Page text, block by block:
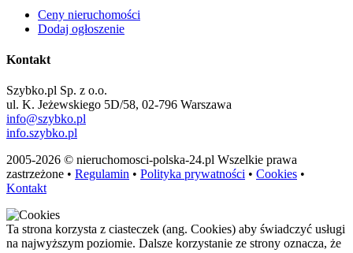
Ceny nieruchomości
Dodaj ogłoszenie
Kontakt
Szybko.pl Sp. z o.o.
ul. K. Jeżewskiego 5D/58, 02-796 Warszawa
info@szybko.pl
info.szybko.pl
2005-2026 © nieruchomosci-polska-24.pl Wszelkie prawa
zastrzeżone • Regulamin • Polityka prywatności • Cookies •
Kontakt
Ta strona korzysta z ciasteczek (ang. Cookies) aby świadczyć usługi
na najwyższym poziomie. Dalsze korzystanie ze strony oznacza, że